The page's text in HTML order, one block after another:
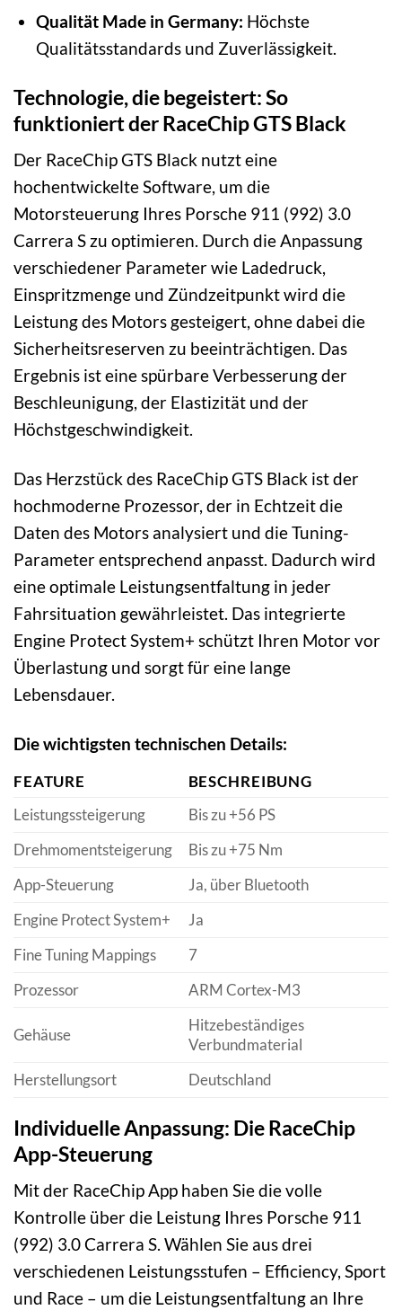
Qualität Made in Germany: Höchste
Qualitätsstandards und Zuverlässigkeit.
Technologie, die begeistert: So
funktioniert der RaceChip GTS Black
Der RaceChip GTS Black nutzt eine
hochentwickelte Software, um die
Motorsteuerung Ihres Porsche 911 (992) 3.0
Carrera S zu optimieren. Durch die Anpassung
verschiedener Parameter wie Ladedruck,
Einspritzmenge und Zündzeitpunkt wird die
Leistung des Motors gesteigert, ohne dabei die
Sicherheitsreserven zu beeinträchtigen. Das
Ergebnis ist eine spürbare Verbesserung der
Beschleunigung, der Elastizität und der
Höchstgeschwindigkeit.
Das Herzstück des RaceChip GTS Black ist der
hochmoderne Prozessor, der in Echtzeit die
Daten des Motors analysiert und die Tuning-
Parameter entsprechend anpasst. Dadurch wird
eine optimale Leistungsentfaltung in jeder
Fahrsituation gewährleistet. Das integrierte
Engine Protect System+ schützt Ihren Motor vor
Überlastung und sorgt für eine lange
Lebensdauer.
Die wichtigsten technischen Details:
FEATURE
BESCHREIBUNG
Leistungssteigerung
Bis zu +56 PS
Drehmomentsteigerung
Bis zu +75 Nm
App-Steuerung
Ja, über Bluetooth
Engine Protect System+
Ja
Fine Tuning Mappings
7
Prozessor
ARM Cortex-M3
Gehäuse
Hitzebeständiges
Verbundmaterial
Herstellungsort
Deutschland
Individuelle Anpassung: Die RaceChip
App-Steuerung
Mit der RaceChip App haben Sie die volle
Kontrolle über die Leistung Ihres Porsche 911
(992) 3.0 Carrera S. Wählen Sie aus drei
verschiedenen Leistungsstufen – Efficiency, Sport
und Race – um die Leistungsentfaltung an Ihre